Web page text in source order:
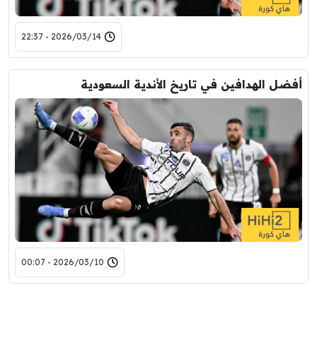
2026/03/14 - 22:37
أفضل الهدافين في تاريخ الأندية السعودية
2026/03/10 - 00:07